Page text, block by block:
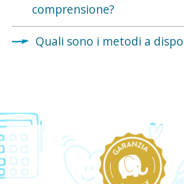
comprensione?
Quali sono i metodi a